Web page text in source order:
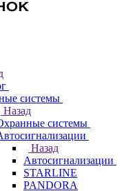
системы
Назад
системы
Назад
Автосигнализации
STARLINE
PANDORA